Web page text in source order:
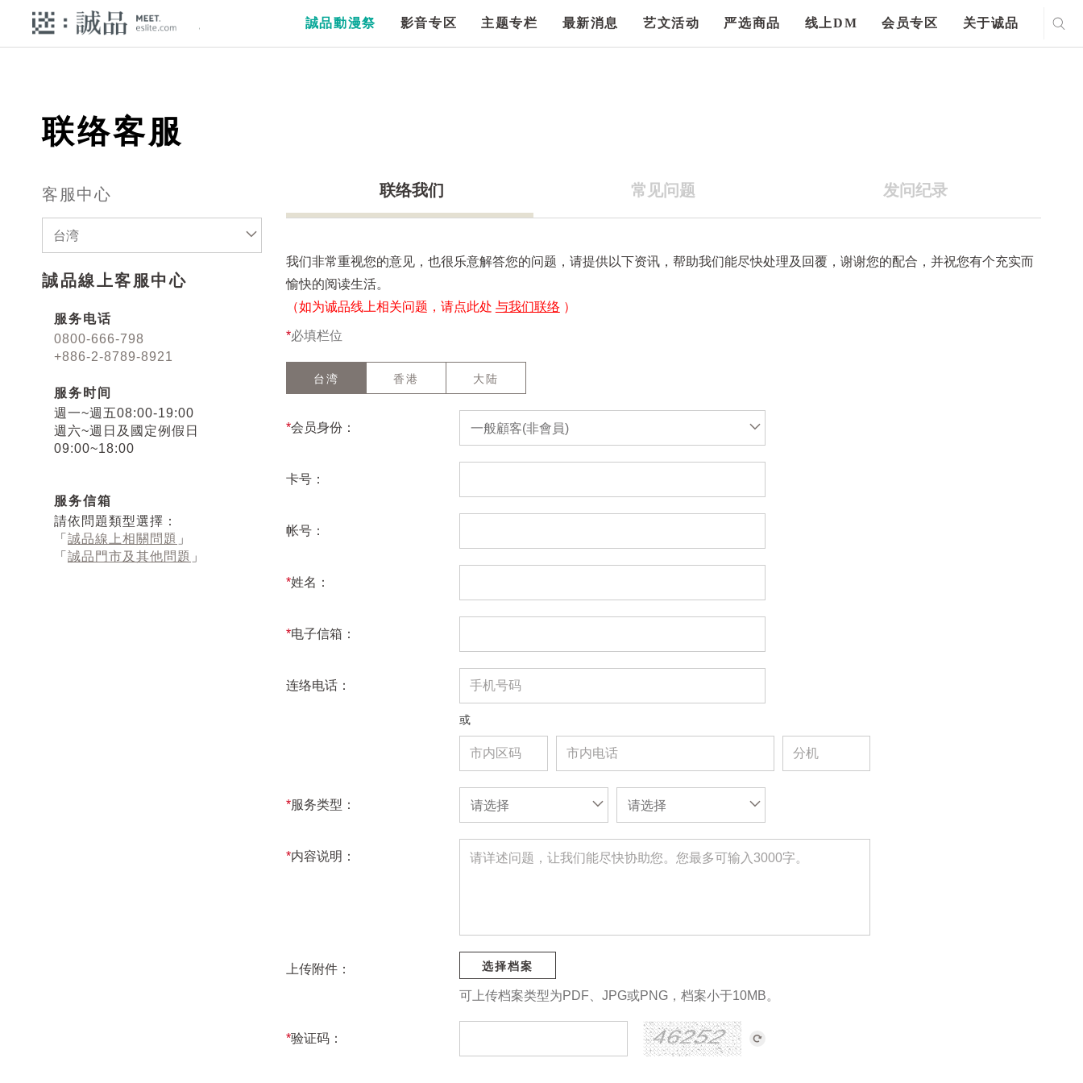
誠品動漫祭 影音专区 主题专栏 最新消息 艺文活动 严选商品 线上DM 会员专区 关于诚品
联络客服
客服中心
台湾
誠品線上客服中心
服务电话
0800-666-798
+886-2-8789-8921
服务时间
週一~週五08:00-19:00
週六~週日及國定例假日
09:00~18:00
服务信箱
請依問題類型選擇：
「 誠品線上相關問題 」
「 誠品門市及其他問題 」
联络我们 常见问题 发问纪录
我们非常重视您的意见，也很乐意解答您的问题，请提供以下资讯，帮助我们能尽快处理及回覆，谢谢您的配合，并祝您有个充实而
愉快的阅读生活。
（如为诚品线上相关问题，请点此处 与我们联络 ）
*必填栏位
台湾 香港 大陆
*会员身份： 一般顧客(非會員)
卡号：
帐号：
*姓名：
*电子信箱：
连络电话：
或
*服务类型： 请选择 请选择
*内容说明：
上传附件： 选择档案
可上传档案类型为PDF、JPG或PNG，档案小于10MB。
*验证码：